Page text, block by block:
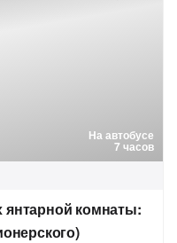
На автобусе
7 часов
янтарной комнаты: